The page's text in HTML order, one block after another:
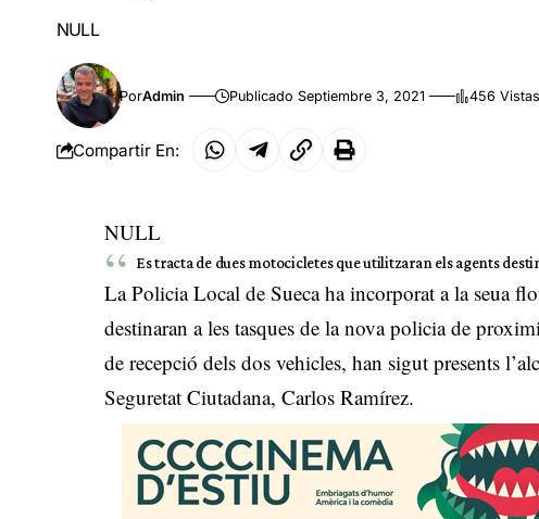
NULL
PorAdmin Publicado Septiembre 3, 2021 456 Vistas
Compartir En:
NULL
Es tracta de dues motocicletes que utilitzaran els agents
La Policia Local de Sueca ha incorporat a la seua
destinaran a les tasques de la nova policia de
de recepció dels dos vehicles, han sigut presents
Seguretat Ciutadana, Carlos Ramírez.